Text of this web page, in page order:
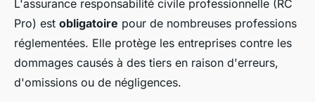
L'assurance responsabilité civile professionnelle (RC
Pro) est obligatoire pour de nombreuses professions
réglementées. Elle protège les entreprises contre les
dommages causés à des tiers en raison d'erreurs,
d'omissions ou de négligences.